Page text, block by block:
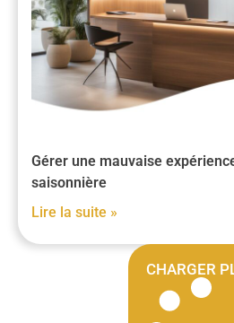
Gérer une mauvaise
saisonnière
Lire la suite »
CHARGER